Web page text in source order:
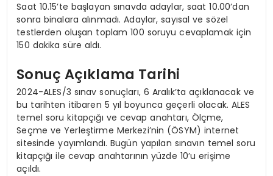
Saat 10.15’te başlayan sınavda adaylar, saat 10.00’dan
sonra binalara alınmadı. Adaylar, sayısal ve sözel
testlerden oluşan toplam 100 soruyu cevaplamak için
150 dakika süre aldı.
Sonuç Açıklama Tarihi
2024-ALES/3 sınav sonuçları, 6 Aralık’ta açıklanacak ve
bu tarihten itibaren 5 yıl boyunca geçerli olacak. ALES
temel soru kitapçığı ve cevap anahtarı, Ölçme,
Seçme ve Yerleştirme Merkezi’nin (ÖSYM) internet
sitesinde yayımlandı. Bugün yapılan sınavın temel soru
kitapçığı ile cevap anahtarının yüzde 10’u erişime
açıldı.